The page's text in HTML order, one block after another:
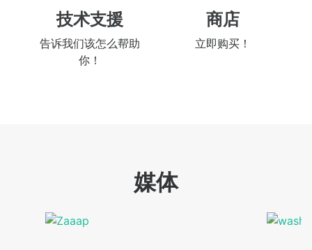
技术支援
告诉我们该怎么帮助
你！
商店
立即购买！
媒体